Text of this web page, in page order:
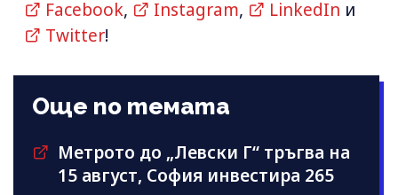
Facebook, Instagram, LinkedIn и
Twitter!
Още по темата
Метрото до „Левски Г“ тръгва на
15 август, София инвестира 265